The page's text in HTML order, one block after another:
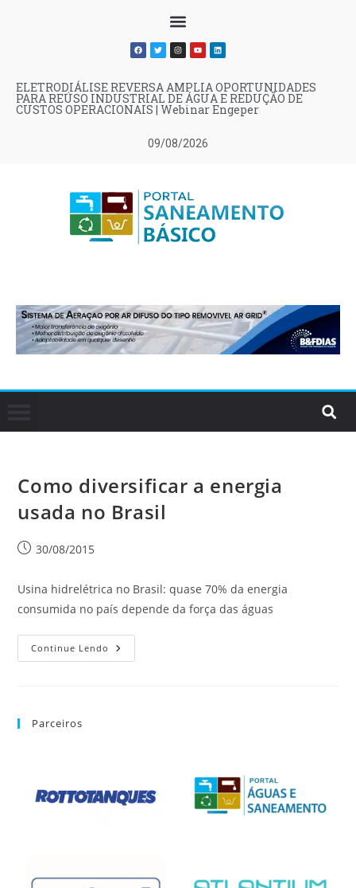
09/08/2026
ELETRODIÁLISE REVERSA AMPLIA OPORTUNIDADES
PARA REÚSO INDUSTRIAL DE ÁGUA E REDUÇÃO DE
CUSTOS OPERACIONAIS | Webinar Engeper
Como diversificar a energia
usada no Brasil
30/08/2015
Usina hidrelétrica no Brasil: quase 70% da energia
consumida no país depende da força das águas
Continue Lendo
Parceiros